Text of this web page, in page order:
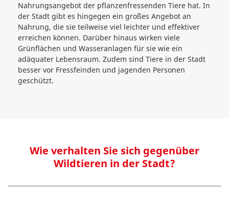
Nahrungsangebot der pflanzenfressenden Tiere hat. In
der Stadt gibt es hingegen ein großes Angebot an
Nahrung, die sie teilweise viel leichter und effektiver
erreichen können. Darüber hinaus wirken viele
Grünflächen und Wasseranlagen für sie wie ein
adäquater Lebensraum. Zudem sind Tiere in der Stadt
besser vor Fressfeinden und jagenden Personen
geschützt.
Wie verhalten Sie sich gegenüber
Wildtieren in der Stadt?